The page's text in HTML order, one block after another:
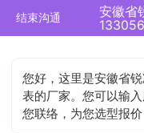
结束沟通
您好，这里是安徽省
表的厂家。您可以输
您联络，为您选型报价